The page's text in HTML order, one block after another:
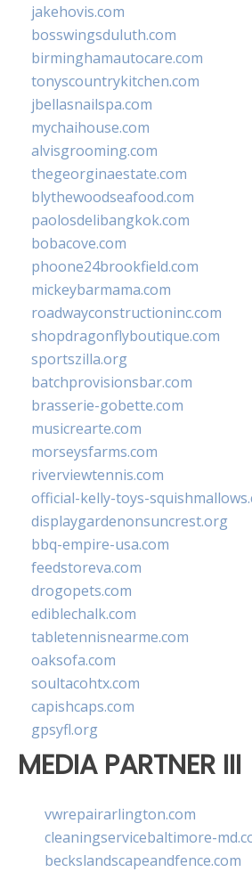
jakehovis.com
bosswingsduluth.com
birminghamautocare.com
tonyscountrykitchen.com
jbellasnailspa.com
mychaihouse.com
alvisgrooming.com
thegeorginaestate.com
blythewoodseafood.com
paolosdelibangkok.com
bobacove.com
phoone24brookfield.com
mickeybarmama.com
roadwayconstructioninc.com
shopdragonflyboutique.com
sportszilla.org
batchprovisionsbar.com
brasserie-gobette.com
musicrearte.com
morseysfarms.com
riverviewtennis.com
official-kelly-toys-
displaygardenonsuncrest.org
bbq-empire-usa.com
feedstoreva.com
drogopets.com
ediblechalk.com
tabletennisnearme.com
oaksofa.com
soultacohtx.com
capishcaps.com
gpsyfl.org
MEDIA PARTNER III
vwrepairarlington.com
cleaningservicebaltimore-
beckslandscapeandfence.com